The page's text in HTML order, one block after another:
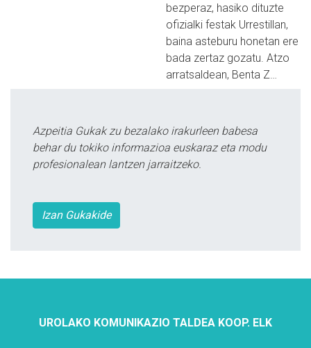
bezperaz, hasiko dituzte
ofizialki festak Urrestillan,
baina asteburu honetan ere
bada zertaz gozatu. Atzo
arratsaldean, Benta Z…
Azpeitia Gukak zu bezalako irakurleen babesa
behar du tokiko informazioa euskaraz eta modu
profesionalean lantzen jarraitzeko.
Izan Gukakide
UROLAKO KOMUNIKAZIO TALDEA KOOP. ELK